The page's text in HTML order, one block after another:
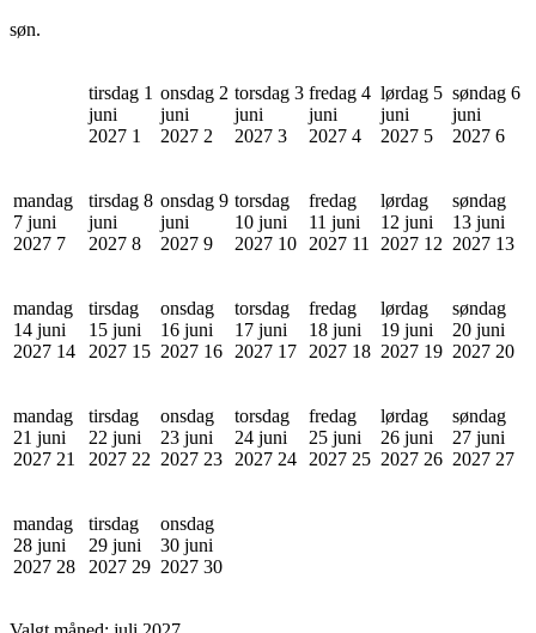
søn.
tirsdag 1
juni
2027 1
onsdag 2
juni
2027 2
torsdag 3
juni
2027 3
fredag 4
juni
2027 4
lørdag 5
juni
2027 5
søndag 6
juni
2027 6
mandag
7 juni
2027 7
tirsdag 8
juni
2027 8
onsdag 9
juni
2027 9
torsdag
10 juni
2027 10
fredag
11 juni
2027 11
lørdag
12 juni
2027 12
søndag
13 juni
2027 13
mandag
14 juni
2027 14
tirsdag
15 juni
2027 15
onsdag
16 juni
2027 16
torsdag
17 juni
2027 17
fredag
18 juni
2027 18
lørdag
19 juni
2027 19
søndag
20 juni
2027 20
mandag
21 juni
2027 21
tirsdag
22 juni
2027 22
onsdag
23 juni
2027 23
torsdag
24 juni
2027 24
fredag
25 juni
2027 25
lørdag
26 juni
2027 26
søndag
27 juni
2027 27
mandag
28 juni
2027 28
tirsdag
29 juni
2027 29
onsdag
30 juni
2027 30